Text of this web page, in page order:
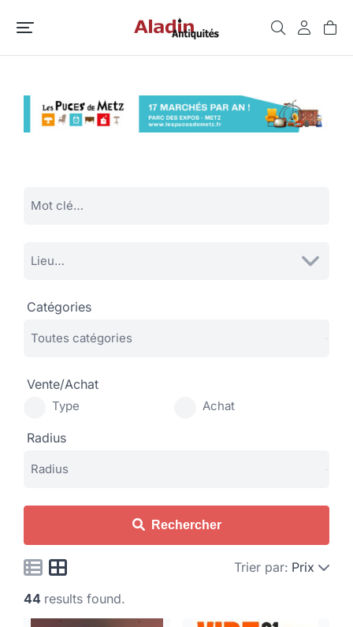
Catégories
Vente/Achat
Type Achat
Radius
Rechercher
Trier par: Prix
44 results found.